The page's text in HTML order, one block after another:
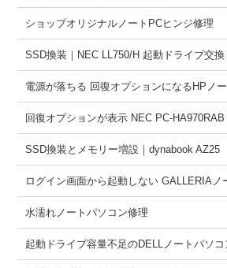
ショップオリジナルノートPCヒンジ修理
SSD換装｜NEC LL750/H 起動ドライブ交換
電源が落ちる 回復オプションになるHPノ
回復オプションが表示 NEC PC-HA970RAB
SSD換装とメモリー増設｜dynabook AZ25
ログイン画面から起動しない GALLERIAノ
水濡れノートパソコン修理
起動ドライブ容量不足のDELLノートパソコ